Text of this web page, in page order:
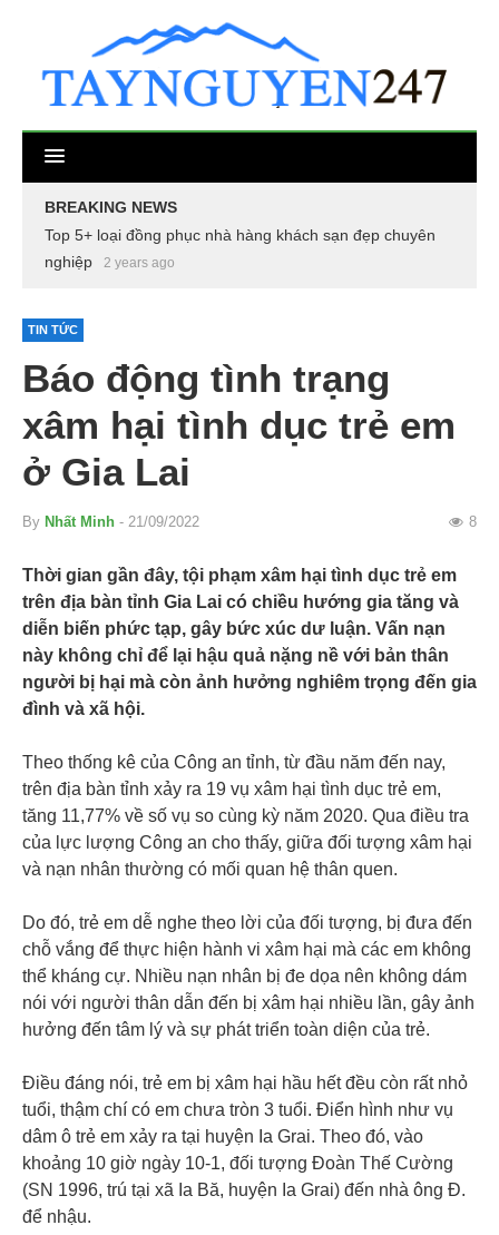
BREAKING NEWS
Top 5+ loại đồng phục nhà hàng khách sạn đẹp chuyên
nghiệp
2 years ago
TIN TỨC
Báo động tình trạng
xâm hại tình dục trẻ em
ở Gia Lai
By Nhất Minh - 21/09/2022 8
Thời gian gần đây, tội phạm xâm hại tình dục trẻ em
trên địa bàn tỉnh Gia Lai có chiều hướng gia tăng và
diễn biến phức tạp, gây bức xúc dư luận. Vấn nạn
này không chỉ để lại hậu quả nặng nề với bản thân
người bị hại mà còn ảnh hưởng nghiêm trọng đến gia
đình và xã hội.
Theo thống kê của Công an tỉnh, từ đầu năm đến nay,
trên địa bàn tỉnh xảy ra 19 vụ xâm hại tình dục trẻ em,
tăng 11,77% về số vụ so cùng kỳ năm 2020. Qua điều tra
của lực lượng Công an cho thấy, giữa đối tượng xâm hại
và nạn nhân thường có mối quan hệ thân quen.
Do đó, trẻ em dễ nghe theo lời của đối tượng, bị đưa đến
chỗ vắng để thực hiện hành vi xâm hại mà các em không
thể kháng cự. Nhiều nạn nhân bị đe dọa nên không dám
nói với người thân dẫn đến bị xâm hại nhiều lần, gây ảnh
hưởng đến tâm lý và sự phát triển toàn diện của trẻ.
Điều đáng nói, trẻ em bị xâm hại hầu hết đều còn rất nhỏ
tuổi, thậm chí có em chưa tròn 3 tuổi. Điển hình như vụ
dâm ô trẻ em xảy ra tại huyện Ia Grai. Theo đó, vào
khoảng 10 giờ ngày 10-1, đối tượng Đoàn Thế Cường
(SN 1996, trú tại xã Ia Bă, huyện Ia Grai) đến nhà ông Đ.
để nhậu.